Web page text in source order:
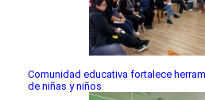
Comunidad educativa fortalece
de niñas y niños